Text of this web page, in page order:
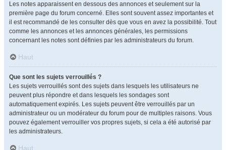
Les notes apparaissent en dessous des annonces et seulement sur la
première page du forum concerné. Elles sont souvent assez importantes et
il est recommandé de les consulter dès que vous en avez la possibilité. Tout
comme les annonces et les annonces générales, les permissions
concernant les notes sont définies par les administrateurs du forum.
Haut
Que sont les sujets verrouillés ?
Les sujets verrouillés sont des sujets dans lesquels les utilisateurs ne
peuvent plus répondre et dans lesquels les sondages sont
automatiquement expirés. Les sujets peuvent être verrouillés par un
administrateur ou un modérateur du forum pour de multiples raisons. Vous
pouvez également verrouiller vos propres sujets, si cela a été autorisé par
les administrateurs.
Haut